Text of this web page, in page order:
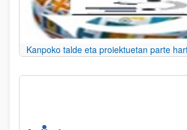
Kanpoko talde eta proiektuetan parte